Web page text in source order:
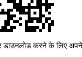
डाउनलोड करने के लिए